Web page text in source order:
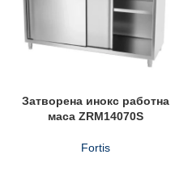
Затворена инокс работна
маса ZRM14070S
Fortis